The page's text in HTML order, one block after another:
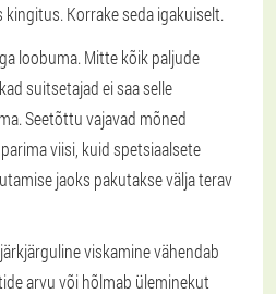
Korrake seda igakuiselt.
loobuma. Mitte kõik paljude
suitsetajad ei saa selle
Seetõttu vajavad mõned
viisi, kuid spetsiaalsete
jaoks pakutakse välja terav
viskamine vähendab
arvu või hõlmab üleminekut